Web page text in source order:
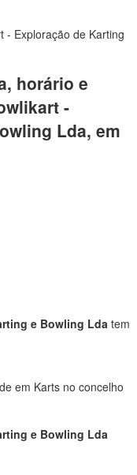
- Exploração de Karting
horário e
-
Lda, em
e Bowling Ldatem
em Karts no concelho
e Bowling Lda